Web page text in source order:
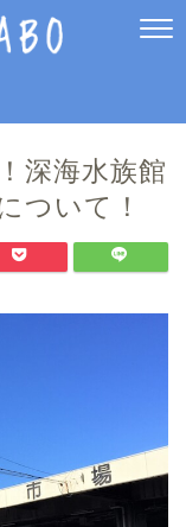
深海水族館
ついて！